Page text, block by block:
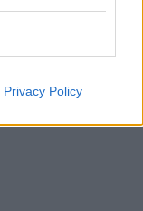
Privacy Policy